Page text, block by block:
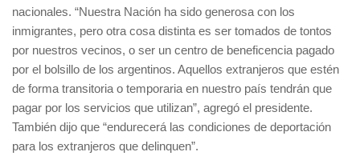
nacionales. “Nuestra Nación ha sido generosa con los
inmigrantes, pero otra cosa distinta es ser tomados de tontos
por nuestros vecinos, o ser un centro de beneficencia pagado
por el bolsillo de los argentinos. Aquellos extranjeros que estén
de forma transitoria o temporaria en nuestro país tendrán que
pagar por los servicios que utilizan”, agregó el presidente.
También dijo que “endurecerá las condiciones de deportación
para los extranjeros que delinquen”.